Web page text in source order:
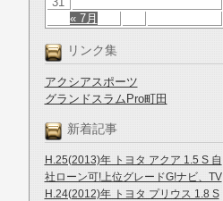
« 7月
リンク集
アクシアスポーツ
グランドスラムPro町田
新着記事
H.25(2013)年 トヨタ アクア 1.5 S 自
社ローン可!上位グレードG!ナビ、TV
H.24(2012)年 トヨタ プリウス 1.8 S